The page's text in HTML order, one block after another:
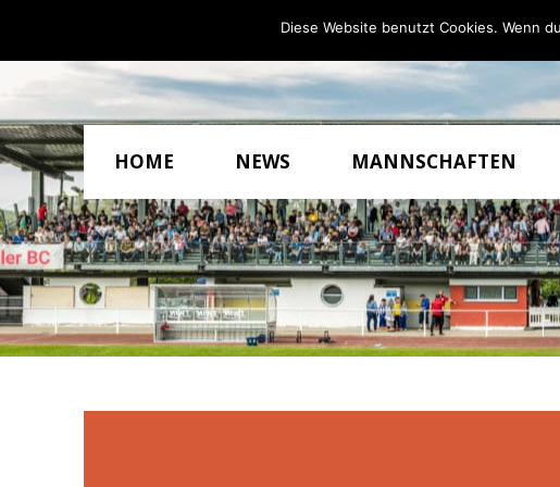
HOME NEWS MANNSCHAFTEN
Diese Website benutzt Cookies. Wenn